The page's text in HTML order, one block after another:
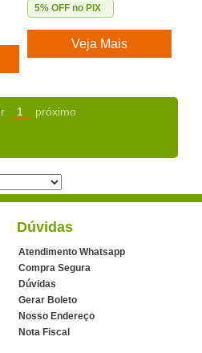
5% OFF no PIX
Veja Mais
1 próximo
Dúvidas
Atendimento Whatsapp
Compra Segura
Dúvidas
Gerar Boleto
Nosso Endereço
Nota Fiscal